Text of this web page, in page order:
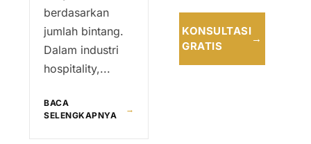
berdasarkan
jumlah bintang.
Dalam industri
hospitality,...
BACA
SELENGKAPNYA
→
KONSULTASI
GRATIS
→